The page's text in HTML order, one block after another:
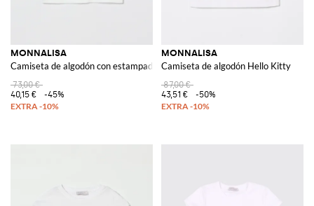
MONNALISA
Camiseta de algodón con estampado de fresas
73,00 €
40,15 €
-45%
MONNALISA
Camiseta de algodón Hello Kitty
87,00 €
43,51 €
-50%